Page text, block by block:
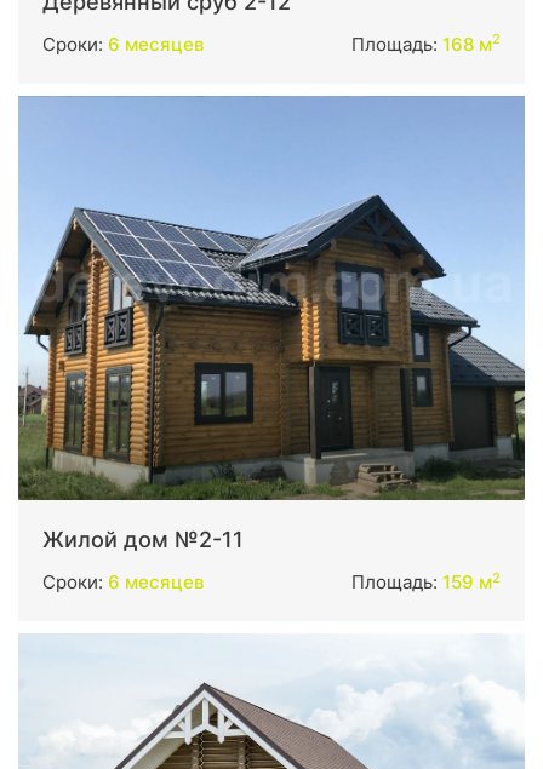
Сроки: 6 месяцев Площадь: 168 м2
Жилой дом №2-11
Сроки: 6 месяцев Площадь: 159 м2